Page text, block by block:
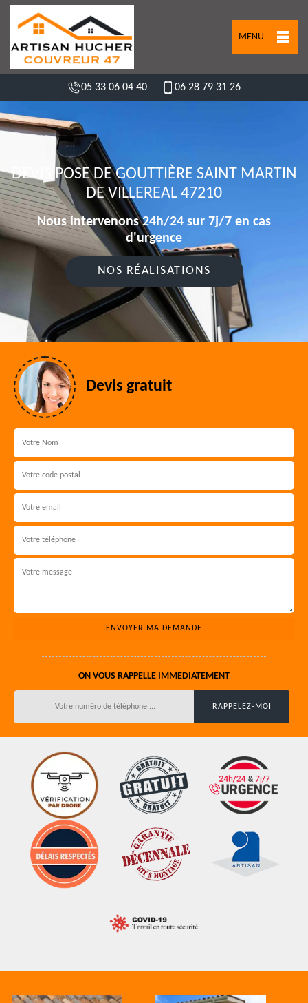
MENU
05 33 06 04 40 06 28 79 31 26
DEVIS POSE DE GOUTTIÈRE SAINT MARTIN
DE VILLEREAL 47210
Nous intervenons 24h/24 sur 7j/7 en cas
d'urgence
NOS RÉALISATIONS
Devis gratuit
ON VOUS RAPPELLE IMMEDIATEMENT